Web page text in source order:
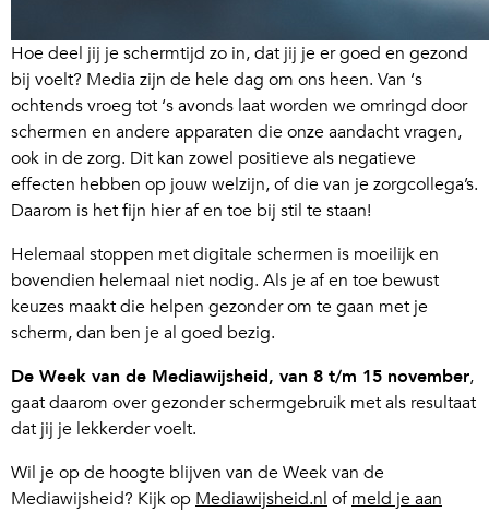
Hoe deel jij je schermtijd zo in, dat jij je er goed en gezond
bij voelt? Media zijn de hele dag om ons heen. Van ‘s
ochtends vroeg tot ‘s avonds laat worden we omringd door
schermen en andere apparaten die onze aandacht vragen,
ook in de zorg. Dit kan zowel positieve als negatieve
effecten hebben op jouw welzijn, of die van je zorgcollega’s.
Daarom is het fijn hier af en toe bij stil te staan!
Helemaal stoppen met digitale schermen is moeilijk en
bovendien helemaal niet nodig. Als je af en toe bewust
keuzes maakt die helpen gezonder om te gaan met je
scherm, dan ben je al goed bezig.
De Week van de Mediawijsheid, van 8 t/m 15 november,
gaat daarom over gezonder schermgebruik met als resultaat
dat jij je lekkerder voelt.
Wil je op de hoogte blijven van de Week van de
Mediawijsheid? Kijk op Mediawijsheid.nl ofmeld je aan